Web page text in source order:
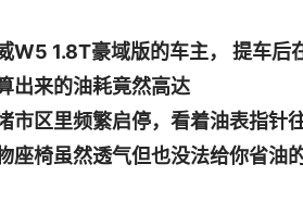
W5 1.8T豪域版的车主， 提车后
出来的油耗竟然高达
区里频繁启停，看着油表指针
座椅虽然透气但也没法给你省油